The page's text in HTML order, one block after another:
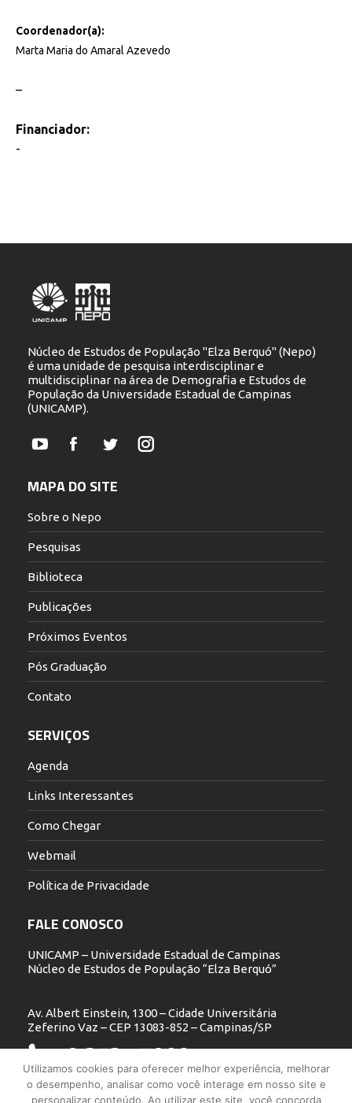
Coordenador(a):
Marta Maria do Amaral Azevedo
–
Financiador:
-
Núcleo de Estudos de População "Elza Berquó" (Nepo)
é uma unidade de pesquisa interdisciplinar e
multidisciplinar na área de Demografia e Estudos de
População da Universidade Estadual de Campinas
(UNICAMP).
YouTubeFacebookTwitterInstagram
MAPA DO SITE
Sobre o Nepo
Pesquisas
Biblioteca
Publicações
Próximos Eventos
Pós Graduação
Contato
SERVIÇOS
Agenda
Links Interessantes
Como Chegar
Webmail
Política de Privacidade
FALE CONOSCO
UNICAMP – Universidade Estadual de Campinas
Núcleo de Estudos de População “Elza Berquó”
Av. Albert Einstein, 1300 – Cidade Universitária
Zeferino Vaz – CEP 13083-852 – Campinas/SP
19 3521.5900
nepo@unicamp.br
Utilizamos cookies para oferecer melhor experiência, melhorar
o desempenho, analisar como você interage em nosso site e
personalizar conteúdo. Ao utilizar este site, você concorda